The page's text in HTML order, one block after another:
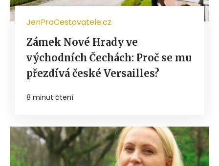
JenProCestovatele.cz
Zámek Nové Hrady ve
východních Čechách: Proč se mu
přezdívá české Versailles?
8 minut čtení